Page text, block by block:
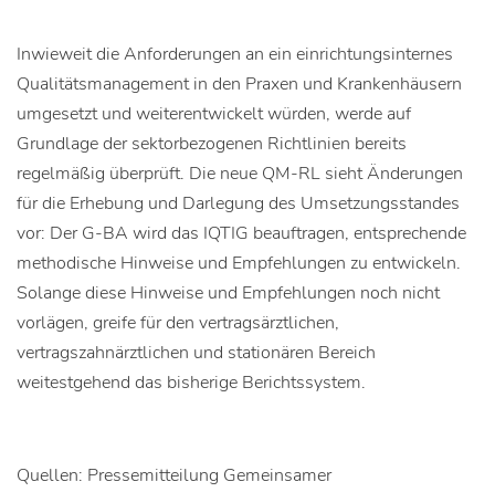
Inwieweit die Anforderungen an ein einrichtungsinternes
Qualitätsmanagement in den Praxen und Krankenhäusern
umgesetzt und weiterentwickelt würden, werde auf
Grundlage der sektorbezogenen Richtlinien bereits
regelmäßig überprüft. Die neue QM-RL sieht Änderungen
für die Erhebung und Darlegung des Umsetzungsstandes
vor: Der G-BA wird das IQTIG beauftragen, entsprechende
methodische Hinweise und Empfehlungen zu entwickeln.
Solange diese Hinweise und Empfehlungen noch nicht
vorlägen, greife für den vertragsärztlichen,
vertragszahnärztlichen und stationären Bereich
weitestgehend das bisherige Berichtssystem.
Quellen: Pressemitteilung Gemeinsamer